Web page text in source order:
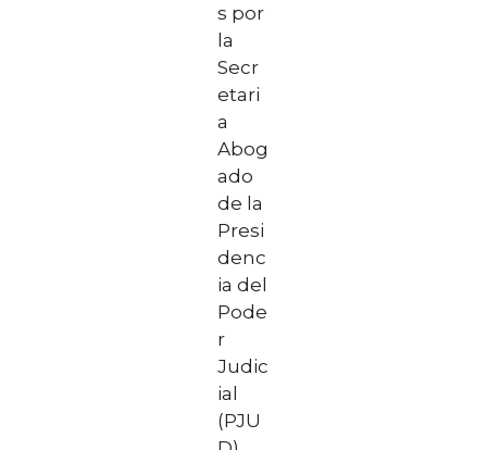
s por
la
Secr
etari
a
Abog
ado
de la
Presi
denc
ia del
Pode
r
Judic
ial
(PJU